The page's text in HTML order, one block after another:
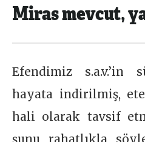
Miras mevcut,
Efendimiz s.a.v.’in
hayata indirilmiş,
hali olarak tavsif